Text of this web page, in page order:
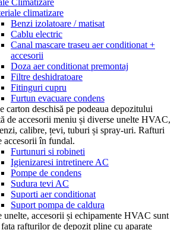
climatizare
Benzi izolatoare / matisat
Cablu electric
Canal mascare traseu aer conditionat +
accesorii​
Doza aer conditionat premontaj
Filtre deshidratoare
Fitinguri cupru
Furtun evacuare condens
Furtunuri si robineti
Igienizaresi intretinere AC
Pompe de condens
Sudura tevi AC
Suporti aer conditionat
Suport pompa de caldura